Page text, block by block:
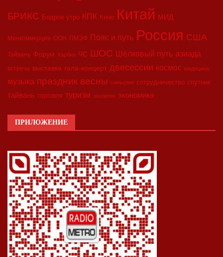
БРИКС Бодрое утро КПК Кино Китай МИД
Минкоммерции ООН ПМЭФ Пояс и путь Россия США
Тайвань Форум Харбин ЧС ШОС Шёлковый путь азиада
встреча выставка гала-концерт двесессии космос медицина
музыка праздник весны синьцзян сотрудничество спутник
тайвань торговля туризм экология экономика
ПРИЛОЖЕНИЕ